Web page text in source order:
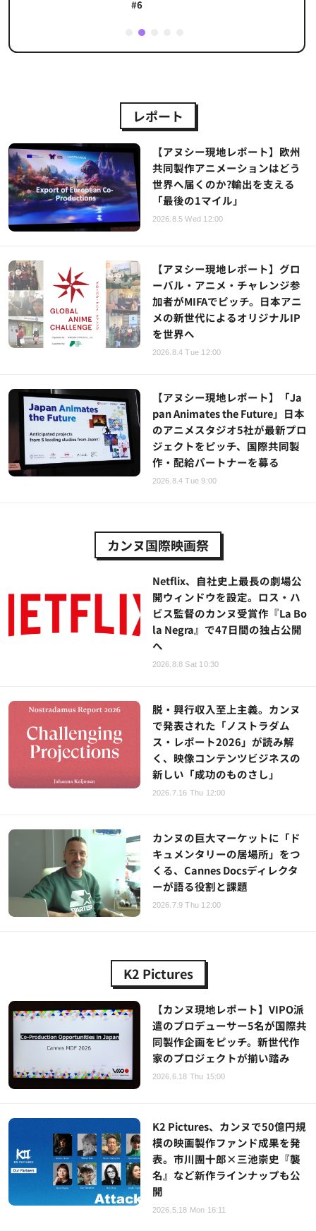
#6
2
レポート
【アヌシー現地レポート】欧州
共同製作アニメーションはどう
世界へ届くのか?輸出を支える
「最後の1マイル」
2026.8.5 Wed 12:00
【アヌシー現地レポート】グロ
ーバル・アニメ・チャレンジ参
加者がMIFAでピッチ。日本アニ
メの新世代によるオリジナルIP
を世界へ
2026.8.4 Tue 12:00
【アヌシー現地レポート】「Ja
pan Animates the Future」日本
のアニメスタジオ5社が最新プロ
ジェクトをピッチ、国際共同製
作・配給パートナーを募る
2026.8.4 Tue 9:00
カンヌ国際映画祭
Netflix、自社史上最長の劇場公
開ウィンドウを設定。ロス・ハ
ビス監督のカンヌ受賞作『La Bo
la Negra』で47日間の独占公開
へ
2026.8.8 Sat 10:30
脱・興行収入至上主義。カンヌ
で発表された「ノストラダム
ス・レポート2026」が読み解
く、映像コンテンツビジネスの
新しい「成功のものさし」
2026.7.16 Thu 12:00
カンヌの巨大マーケットに「ド
キュメンタリーの居場所」をつ
くる、Cannes Docsディレクタ
ーが語る役割と課題
2026.7.9 Thu 12:00
K2 Pictures
【カンヌ現地レポート】VIPO派
遣のプロデューサー5名が国際共
同製作企画をピッチ。新世代作
家のプロジェクトが揃い踏み
2026.6.18 Thu 15:00
K2 Pictures、カンヌで50億円規
模の映画製作ファンド成果を発
表。市川團十郎×三池崇史『襲
名』など新作ラインナップも公
開
2026.5.18 Mon 16:11